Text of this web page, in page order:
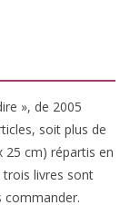
», de 2005
soit plus de
25 cm) répar­tis en
trois livres sont
commander.